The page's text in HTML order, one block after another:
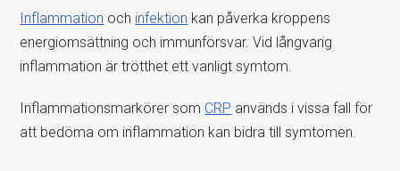
Inflammation och infektion kan påverka kroppens
energiomsättning och immunförsvar. Vid långvarig
inflammation är trötthet ett vanligt symtom.
Inflammationsmarkörer som CRP används i vissa fall för
att bedöma om inflammation kan bidra till symtomen.